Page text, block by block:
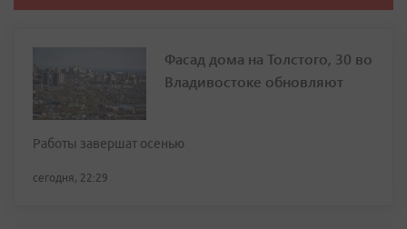
Фасад дома на Толстого, 30 во
Владивостоке обновляют
Работы завершат осенью
сегодня, 22:29